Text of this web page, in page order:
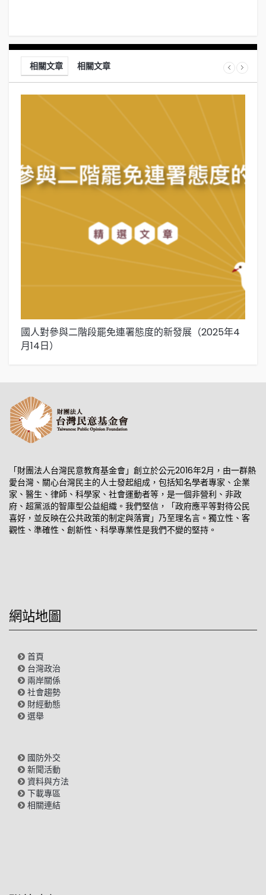
相關文章 相關文章
國人對參與二階段罷免連署態度的新發展（2025年4
月14日）
「財團法人台灣民意教育基金會」創立於公元2016年2月，由一群熱
愛台灣、關心台灣民主的人士發起組成，包括知名學者專家、企業
家、醫生、律師、科學家、社會運動者等，是一個非營利、非政
府、超黨派的智庫型公益組織。我們堅信，「政府應平等對待公民
喜好，並反映在公共政策的制定與落實」乃至理名言。獨立性、客
觀性、準確性、創新性、科學專業性是我們不變的堅持。
網站地圖
首頁
台灣政治
兩岸關係
社會趨勢
財經動態
選舉
國防外交
新聞活動
資料與方法
下載專區
相關連結